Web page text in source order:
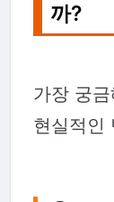
까?
가장 궁
현실적인